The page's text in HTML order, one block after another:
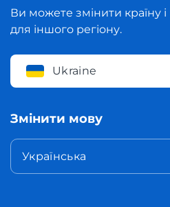
Ви можете змінити країну
для іншого регіону.
Ukraine
Змінити мову
Українська